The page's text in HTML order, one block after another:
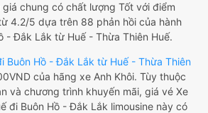
chung có chất lượng Tốt với điểm
4.2/5 dựa trên 88 phản hồi của hành
- Đắk Lắk từ Huế - Thừa Thiên Huế.
Buôn Hồ - Đắk Lắk từ Huế - Thừa Thiên
của hãng xe Anh Khôi. Tùy thuộc
và chương trình khuyến mãi, giá vé Xe
đi Buôn Hồ - Đắk Lắk limousine này có